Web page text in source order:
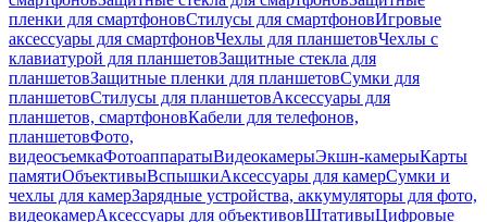
пленки для смартфоновСтилусы для смартфоновИгровые
аксессуары для смартфоновЧехлы для планшетовЧехлы с
клавиатурой для планшетовЗащитные стекла для
планшетовЗащитные пленки для планшетовСумки для
планшетовСтилусы для планшетовАксессуары для
планшетов, смартфоновКабели для телефонов,
планшетовФото,
видеосъемкаФотоаппаратыВидеокамерыЭкшн-камерыКарты
памятиОбъективыВспышкиАксессуары для камерСумки и
чехлы для камерЗарядные устройства, аккумуляторы для фото,
видеокамерАксессуары для объективовШтативыЦифровые